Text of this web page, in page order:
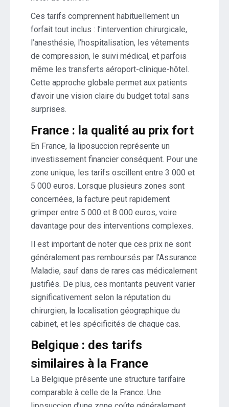
Ces tarifs comprennent habituellement un
forfait tout inclus : l’intervention chirurgicale,
l’anesthésie, l’hospitalisation, les vêtements
de compression, le suivi médical, et parfois
même les transferts aéroport-clinique-hôtel.
Cette approche globale permet aux patients
d’avoir une vision claire du budget total sans
surprises.
France : la qualité au prix fort
En France, la liposuccion représente un
investissement financier conséquent. Pour une
zone unique, les tarifs oscillent entre 3 000 et
5 000 euros. Lorsque plusieurs zones sont
concernées, la facture peut rapidement
grimper entre 5 000 et 8 000 euros, voire
davantage pour des interventions complexes.
Il est important de noter que ces prix ne sont
généralement pas remboursés par l’Assurance
Maladie, sauf dans de rares cas médicalement
justifiés. De plus, ces montants peuvent varier
significativement selon la réputation du
chirurgien, la localisation géographique du
cabinet, et les spécificités de chaque cas.
Belgique : des tarifs
similaires à la France
La Belgique présente une structure tarifaire
comparable à celle de la France. Une